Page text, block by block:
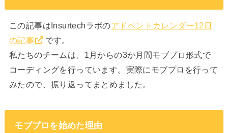
この記事はInsurtechラボのアドベントカレンダー12日
の記事
です。
私たちのチームは、1月からの3か月間モブプロ形式で
コーディングを行っています。実際にモブプロを行って
みたので、振り返ってまとめました。
モブプロを始めた理由